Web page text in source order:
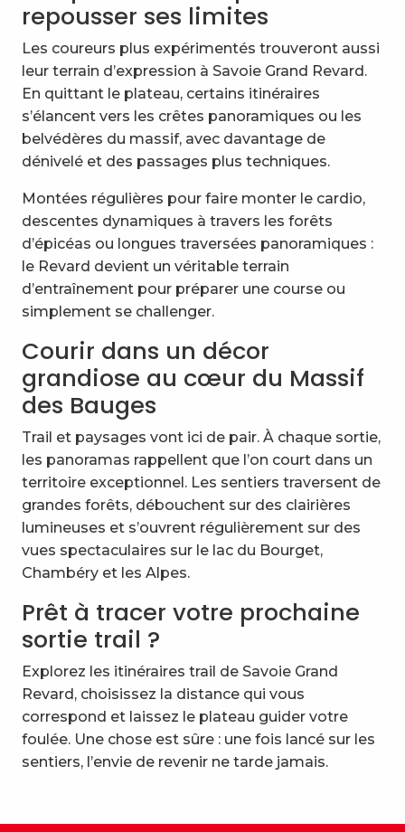
repousser ses limites
Les coureurs plus expérimentés trouveront aussi
leur terrain d’expression à Savoie Grand Revard.
En quittant le plateau, certains itinéraires
s’élancent vers les crêtes panoramiques ou les
belvédères du massif, avec davantage de
dénivelé et des passages plus techniques.
Montées régulières pour faire monter le cardio,
descentes dynamiques à travers les forêts
d’épicéas ou longues traversées panoramiques :
le Revard devient un véritable terrain
d’entraînement pour préparer une course ou
simplement se challenger.
Courir dans un décor
grandiose au cœur du Massif
des Bauges
Trail et paysages vont ici de pair. À chaque sortie,
les panoramas rappellent que l’on court dans un
territoire exceptionnel. Les sentiers traversent de
grandes forêts, débouchent sur des clairières
lumineuses et s’ouvrent régulièrement sur des
vues spectaculaires sur le lac du Bourget,
Chambéry et les Alpes.
Prêt à tracer votre prochaine
sortie trail ?
Explorez les itinéraires trail de Savoie Grand
Revard, choisissez la distance qui vous
correspond et laissez le plateau guider votre
foulée. Une chose est sûre : une fois lancé sur les
sentiers, l’envie de revenir ne tarde jamais.